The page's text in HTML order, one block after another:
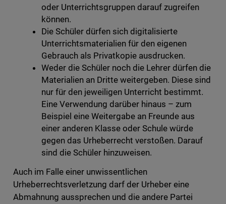
oder Unterrichtsgruppen darauf zugreifen
können.
Die Schüler dürfen sich digitalisierte
Unterrichtsmaterialien für den eigenen
Gebrauch als Privatkopie ausdrucken.
Weder die Schüler noch die Lehrer dürfen die
Materialien an Dritte weitergeben. Diese sind
nur für den jeweiligen Unterricht bestimmt.
Eine Verwendung darüber hinaus – zum
Beispiel eine Weitergabe an Freunde aus
einer anderen Klasse oder Schule würde
gegen das Urheberrecht verstoßen. Darauf
sind die Schüler hinzuweisen.
Auch im Falle einer unwissentlichen
Urheberrechtsverletzung darf der Urheber eine
Abmahnung aussprechen und die andere Partei